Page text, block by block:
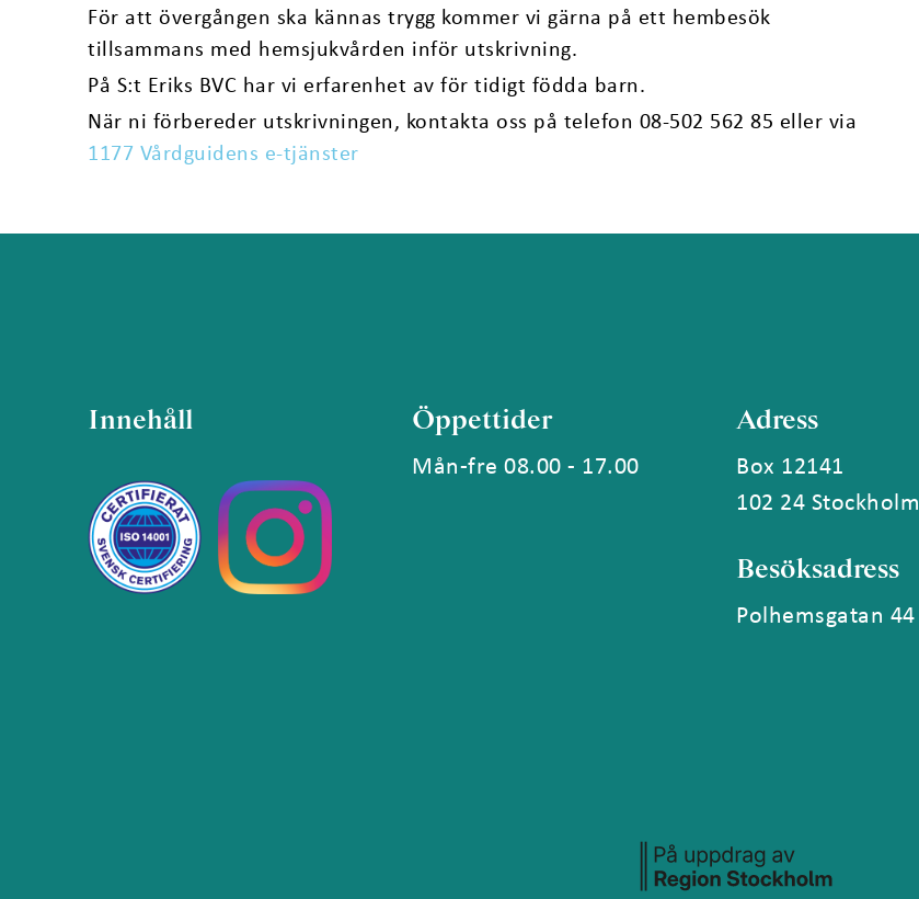
För att övergången ska kännas trygg kommer vi gärna på ett hembesök
tillsammans med hemsjukvården inför utskrivning.
På S:t Eriks BVC har vi erfarenhet av för tidigt födda barn.
När ni förbereder utskrivningen, kontakta oss på telefon 08-502 562 85 eller via
1177 Vårdguidens e-tjänster
Innehåll Öppettider
Mån-fre 08.00 - 17.00
Adress
Box 12141
102 24 Stockholm
Besöksadress
Polhemsgatan 44